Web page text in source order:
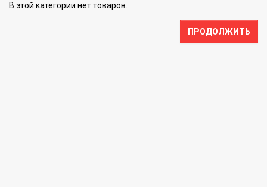
В этой категории нет товаров.
ПРОДОЛЖИТЬ